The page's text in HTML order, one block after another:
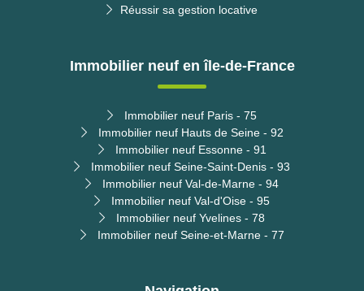
Réussir sa gestion locative
Immobilier neuf en île-de-France
Immobilier neuf Paris - 75
Immobilier neuf Hauts de Seine - 92
Immobilier neuf Essonne - 91
Immobilier neuf Seine-Saint-Denis - 93
Immobilier neuf Val-de-Marne - 94
Immobilier neuf Val-d'Oise - 95
Immobilier neuf Yvelines - 78
Immobilier neuf Seine-et-Marne - 77